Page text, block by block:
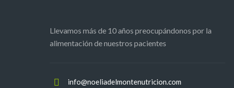
Llevamos más de 10 años preocupándonos por la
alimentación de nuestros pacientes
info@noeliadelmontenutricion.com